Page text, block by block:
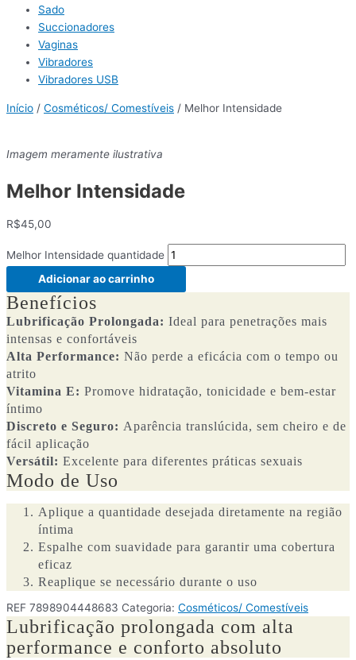
Sado
Succionadores
Vaginas
Vibradores
Vibradores USB
Início / Cosméticos/ Comestíveis / Melhor Intensidade
Imagem meramente ilustrativa
Melhor Intensidade
R$45,00
Melhor Intensidade quantidade
Adicionar ao carrinho
Benefícios
Lubrificação Prolongada: Ideal para penetrações mais
intensas e confortáveis
Alta Performance: Não perde a eficácia com o tempo ou
atrito
Vitamina E: Promove hidratação, tonicidade e bem-estar
íntimo
Discreto e Seguro: Aparência translúcida, sem cheiro e de
fácil aplicação
Versátil: Excelente para diferentes práticas sexuais
Modo de Uso
Aplique a quantidade desejada diretamente na região
íntima
Espalhe com suavidade para garantir uma cobertura
eficaz
Reaplique se necessário durante o uso
REF 7898904448683 Categoria: Cosméticos/ Comestíveis
Lubrificação prolongada com alta
performance e conforto absoluto